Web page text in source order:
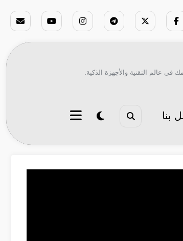
في عالم التقنية والأجهزة الذكية.
بنا